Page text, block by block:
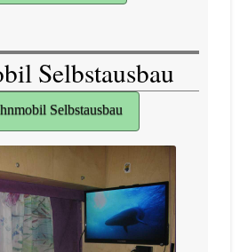
Selbstausbau
Selbstausbau